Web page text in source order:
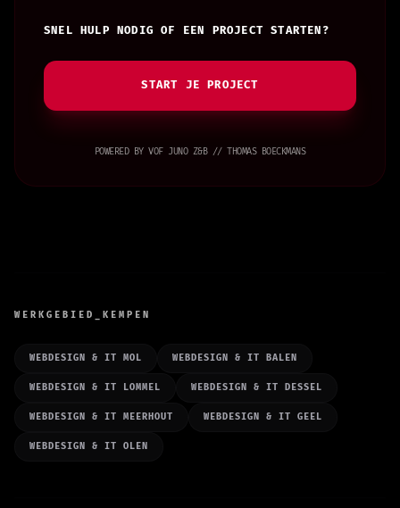
SNEL HULP NODIG OF EEN PROJECT STARTEN?
START JE PROJECT
POWERED BY VOF JUNO Z&B // THOMAS BOECKMANS
WERKGEBIED_KEMPEN
WEBDESIGN & IT MOL WEBDESIGN & IT BALEN
WEBDESIGN & IT LOMMEL WEBDESIGN & IT DESSEL
WEBDESIGN & IT MEERHOUT WEBDESIGN & IT GEEL
WEBDESIGN & IT OLEN